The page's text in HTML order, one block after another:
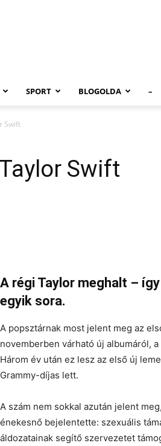
SPORT BLOGOLDA –
Swift
Swift
A régi Taylor meghalt –
egyik sora.
A popsztárnak most jelent meg az
novemberben várható új albumáról,
Három év után ez lesz az első új
Grammy-díjas lett.
A szám nem sokkal azután jelent
énekesnő bejelentette: szexuális
áldozatainak segítő szervezetet